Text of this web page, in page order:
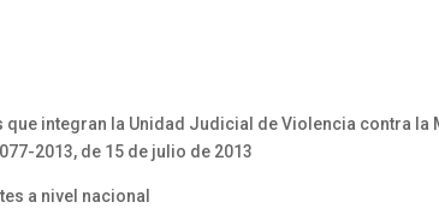
integran la Unidad Judicial de Violencia contra la
2013, de 15 de julio de 2013
a nivel nacional